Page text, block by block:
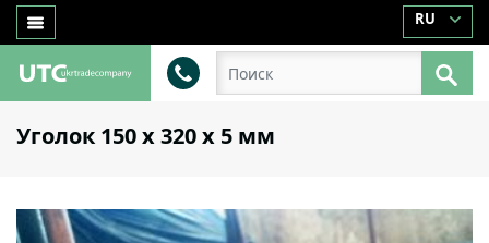
RU
Уголок 150 х 320 х 5 мм